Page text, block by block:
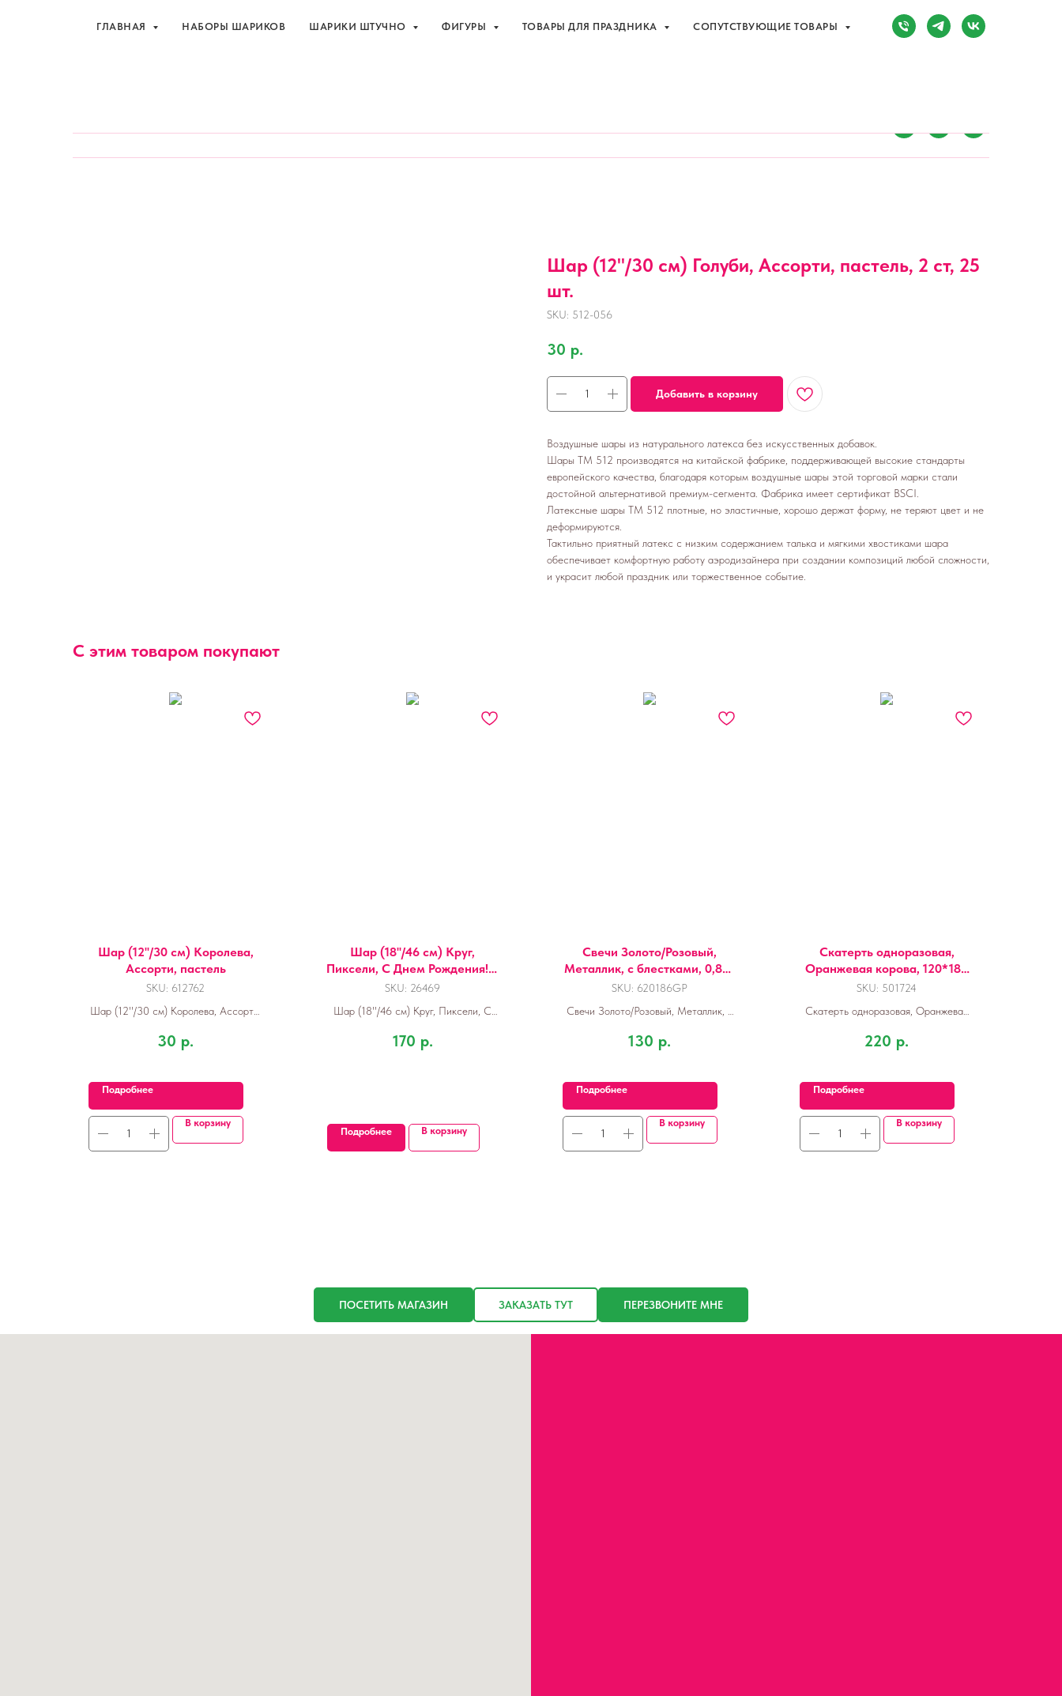
Сочи, Адлер,ул. Мира, д. 14
ГЛАВНАЯ НАБОРЫ ШАРИКОВ ШАРИКИ ШТУЧНО ФИГУРЫ ТОВАРЫ ДЛЯ ПРАЗДНИКА СОПУТСТВУЮЩИЕ ТОВАРЫ
Шар (12''/30 см) Голуби, Ассорти, пастель, 2 ст, 25
шт.
SKU: 512-056
30 р.
Добавить в корзину
Воздушные шары из натурального латекса без искусственных добавок.
Шары ТМ 512 производятся на китайской фабрике, поддерживающей высокие стандарты
европейского качества, благодаря которым воздушные шары этой торговой марки стали
достойной альтернативой премиум-сегмента. Фабрика имеет сертификат BSCI.
Латексные шары ТМ 512 плотные, но эластичные, хорошо держат форму, не теряют цвет и не
деформируются.
Тактильно приятный латекс с низким содержанием талька и мягкими хвостиками шара
обеспечивает комфортную работу аэродизайнера при создании композиций любой сложности,
и украсит любой праздник или торжественное событие.
С этим товаром покупают
Шар (12''/30 см) Королева,
Ассорти, пастель
SKU: 612762
Шар (12''/30 см) Королева, Ассорти,
30 р.
Подробнее
В корзину
Шар (18''/46 см) Круг,
Пиксели, С Днем Рождения!, 1
шт. в уп.
SKU: 26469
Шар (18''/46 см) Круг, Пиксели, С
170 р.
Подробнее В корзину
Свечи Золото/Розовый,
Металлик, с блестками, 0,8*8
см, 6 шт. с держат.
SKU: 620186GP
Свечи Золото/Розовый, Металлик, с
130 р.
Подробнее
В корзину
Скатерть одноразовая,
Оранжевая корова, 120*180
см, 1 шт.
SKU: 501724
Скатерть одноразовая, Оранжевая
220 р.
Подробнее
В корзину
ПОСЕТИТЬ МАГАЗИН ЗАКАЗАТЬ ТУТ ПЕРЕЗВОНИТЕ МНЕ